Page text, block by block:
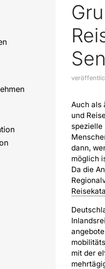
Auch als
und
spezielle
dann,
möglich
Da die
mit der